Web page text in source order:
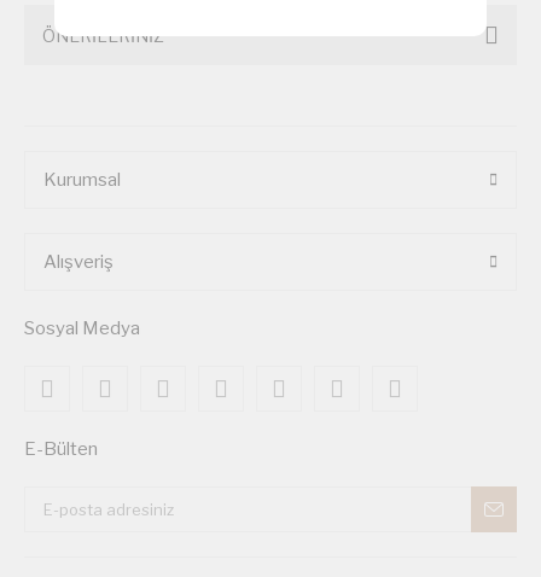
ÖNERİLERİNİZ
Kurumsal
Alışveriş
Sosyal Medya
E-Bülten